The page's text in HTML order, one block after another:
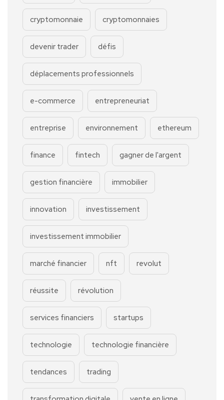
cryptomonnaie cryptomonnaies
devenir trader défis
déplacements professionnels
e-commerce entrepreneuriat
entreprise environnement ethereum
finance fintech gagner de l'argent
gestion financière immobilier
innovation investissement
investissement immobilier
marché financier nft revolut
réussite révolution
services financiers startups
technologie technologie financière
tendances trading